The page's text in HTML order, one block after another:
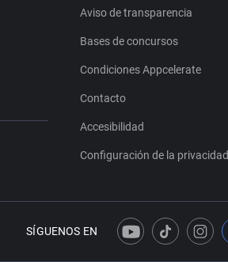
Aviso de transparencia
Bases de concursos
Condiciones Appcelerate
Contacto
Accesibilidad
Configuración de la privacidad
SÍGUENOS EN